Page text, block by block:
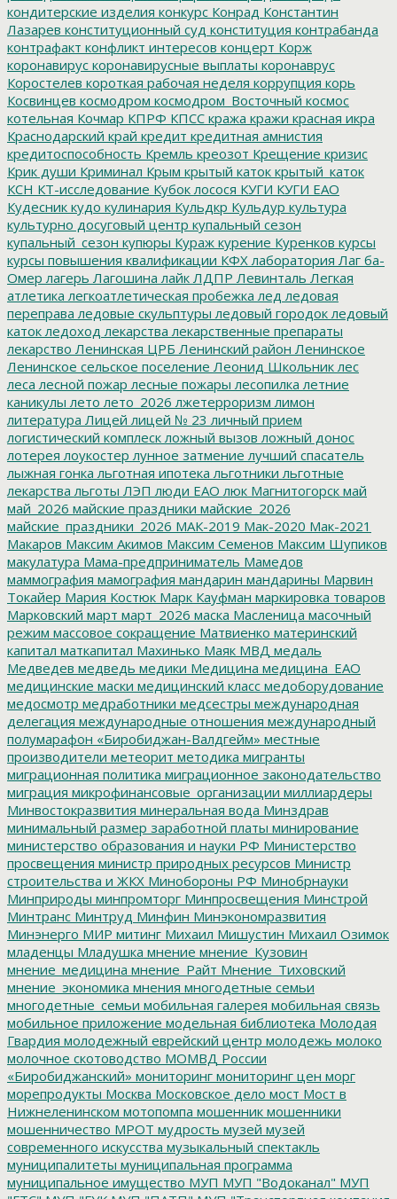
кондитерские изделия конкурс Конрад Константин
Лазарев конституционный суд конституция контрабанда
контрафакт конфликт интересов концерт Корж
коронавирус коронавирусные выплаты коронаврус
Коростелев короткая рабочая неделя коррупция корь
Косвинцев космодром космодром_Восточный космос
котельная Кочмар КПРФ КПСС кража кражи красная икра
Краснодарский край кредит кредитная амнистия
кредитоспособность Кремль креозот Крещение кризис
Крик души Криминал Крым крытый каток крытый_каток
КСН КТ-исследование Кубок лосося КУГИ КУГИ ЕАО
Кудесник кудо кулинария Кульдкр Кульдур культура
культурно досуговый центр купальный сезон
купальный_сезон купюры Кураж курение Куренков курсы
курсы повышения квалификации КФХ лаборатория Лаг ба-
Омер лагерь Лагошина лайк ЛДПР Левинталь Легкая
атлетика легкоатлетическая пробежка лед ледовая
переправа ледовые скульптуры ледовый городок ледовый
каток ледоход лекарства лекарственные препараты
лекарство Ленинская ЦРБ Ленинский район Ленинское
Ленинское сельское поселение Леонид Школьник лес
леса лесной пожар лесные пожары лесопилка летние
каникулы лето лето_2026 лжетерроризм лимон
литература Лицей лицей № 23 личный прием
логистический комплеск ложный вызов ложный донос
лотерея лоукостер лунное затмение лучший спасатель
лыжная гонка льготная ипотека льготники льготные
лекарства льготы ЛЭП люди ЕАО люк Магнитогорск май
май_2026 майские праздники майские_2026
майские_праздники_2026 МАК-2019 Мак-2020 Мак-2021
Макаров Максим Акимов Максим Семенов Максим Шупиков
макулатура Мама-предприниматель Мамедов
маммография мамография мандарин мандарины Марвин
Токайер Мария Костюк Марк Кауфман маркировка товаров
Марковский март март_2026 маска Масленица масочный
режим массовое сокращение Матвиенко материнский
капитал маткапитал Махинько Маяк МВД медаль
Медведев медведь медики Медицина медицина_ЕАО
медицинские маски медицинский класс медоборудование
медосмотр медработники медсестры международная
делегация международные отношения международный
полумарафон «Биробиджан-Валдгейм» местные
производители метеорит методика мигранты
миграционная политика миграционное законодательство
миграция микрофинансовые_организации миллиардеры
Минвостокразвития минеральная вода Минздрав
минимальный размер заработной платы минирование
министерство образования и науки РФ Министерство
просвещения министр природных ресурсов Министр
строительства и ЖКХ Минобороны РФ Минобрнауки
Минприроды минпромторг Минпросвещения Минстрой
Минтранс Минтруд Минфин Минэкономразвития
Минэнерго МИР митинг Михаил Мишустин Михаил Озимок
младенцы Младушка мнение мнение_Кузовин
мнение_медицина мнение_Райт Мнение_Тиховский
мнение_экономика мнения многодетные семьи
многодетные_семьи мобильная галерея мобильная связь
мобильное приложение модельная библиотека Молодая
Гвардия молодежный еврейский центр молодежь молоко
молочное скотоводство МОМВД России
«Биробиджанский» мониторинг мониторинг цен морг
морепродукты Москва Московское дело мост Мост в
Нижнеленинском мотопомпа мошенник мошенники
мошенничество МРОТ мудрость музей музей
современного искусства музыкальный спектакль
муниципалитеты муниципальная программа
муниципальное имущество МУП МУП "Водоканал" МУП